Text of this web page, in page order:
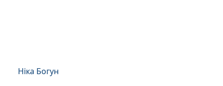
Ніка Богун